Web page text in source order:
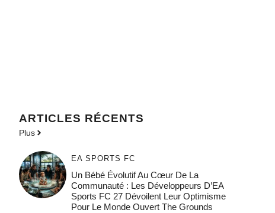
ARTICLES RÉCENTS
Plus
EA SPORTS FC
Un Bébé Évolutif Au Cœur De La
Communauté : Les Développeurs D’EA
Sports FC 27 Dévoilent Leur Optimisme
Pour Le Monde Ouvert The Grounds